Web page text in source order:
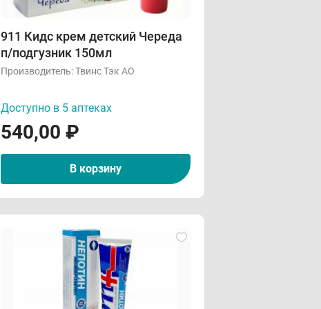
911 Кидс крем детский Череда
п/подгузник 150мл
Производитель:Твинс Тэк АО
Доступно в 5 аптеках
540,00 ₽
В корзину